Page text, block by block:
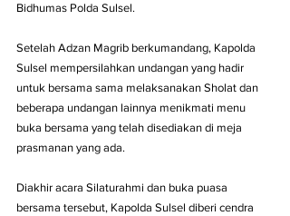
Bidhumas Polda Sulsel.
Setelah Adzan Magrib berkumandang, Kapolda
Sulsel mempersilahkan undangan yang hadir
untuk bersama sama melaksanakan Sholat dan
beberapa undangan lainnya menikmati menu
buka bersama yang telah disediakan di meja
prasmanan yang ada.
Diakhir acara Silaturahmi dan buka puasa
bersama tersebut, Kapolda Sulsel diberi cendra